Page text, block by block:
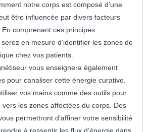
notre corps est composé d’une
être influencée par divers facteurs
comprenant ces principes
en mesure d’identifier les zones de
chez vos patients.
vous enseignera également
pour canaliser cette énergie curative.
vos mains comme des outils pour
vers les zones affectées du corps. Des
permettront d’affiner votre sensibilité